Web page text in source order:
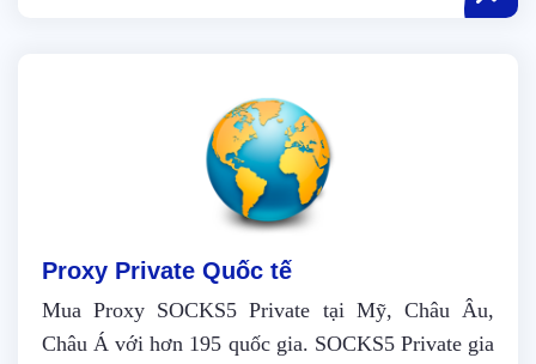
Proxy Private Quốc tế
Mua Proxy SOCKS5 Private tại Mỹ, Châu Âu,
Châu Á với hơn 195 quốc gia. SOCKS5 Private gia